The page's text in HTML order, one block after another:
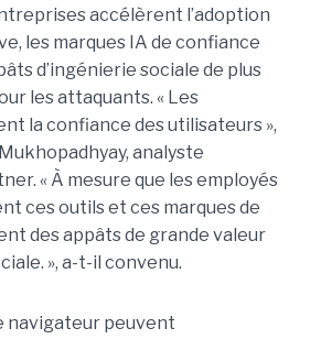
accélèrent l’adoption
les marques IA de confiance
d’ingénierie sociale de plus
les attaquants. « Les
la confiance des utilisateurs »,
analyste
« À mesure que les employés
ces outils et ces marques de
des appâts de grande valeur
», a-t-il convenu.
navigateur peuvent